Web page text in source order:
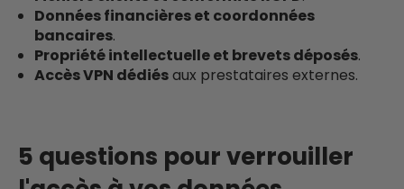
Données financières et coordonnées
bancaires.
Propriété intellectuelle et brevets déposés.
Accès VPN dédiésaux prestataires externes.
5 questions pour verrouiller